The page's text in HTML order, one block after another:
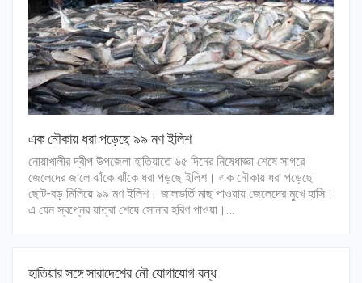
এক নৌকায় ধরা পড়েছে ৯৯ মণ ইলিশ
নোয়াখালীর দ্বীপ উপজেলা হাতিয়াতে ৬৫ দিনের নিষেধাজ্ঞা শেষে সাগরে
জেলেদের জালে ঝাঁকে ঝাঁকে ধরা পড়ছে ইলিশ। এক নৌকায় ধরা পড়েছে
ছোট-বড় মিলিয়ে ৯৯ মণ ইলিশ। জালভর্তি মাছ পাওয়ায় জেলেদের মুখে হাসি।
এ যেন স্বপ্নের যাত্রা শেষে সোনার হরিণ পাওয়া।…
হাতিয়ার সঙ্গে সারাদেশের নৌ যোগাযোগ বন্ধ